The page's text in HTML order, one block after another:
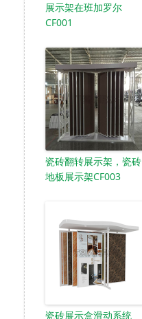
展示架在班加罗尔
CF001
瓷砖翻转展示架，瓷砖
地板展示架CF003
瓷砖展示盒滑动系统